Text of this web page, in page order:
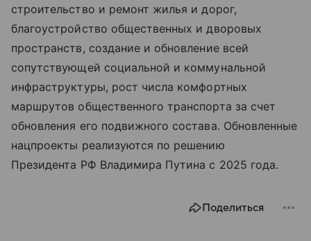
строительство и ремонт жилья и дорог,
благоустройство общественных и дворовых
пространств, создание и обновление всей
сопутствующей социальной и коммунальной
инфраструктуры, рост числа комфортных
маршрутов общественного транспорта за счет
обновления его подвижного состава. Обновленные
нацпроекты реализуются по решению
Президента РФ Владимира Путина с 2025 года.
Поделиться